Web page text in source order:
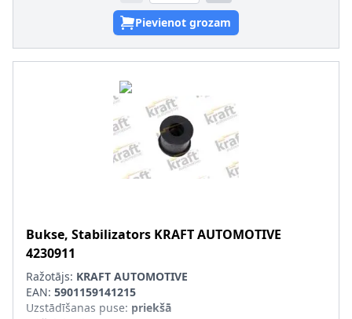
Pievienot grozam
Bukse, Stabilizators KRAFT AUTOMOTIVE
4230911
Ražotājs: KRAFT AUTOMOTIVE
EAN: 5901159141215
Uzstādīšanas puse: priekšā